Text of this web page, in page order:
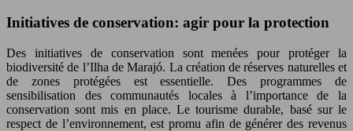
Initiatives de conservation: agir pour la protection
Des initiatives de conservation sont menées pour protéger la
biodiversité de l’Ilha de Marajó. La création de réserves naturelles et
de zones protégées est essentielle. Des programmes de
sensibilisation des communautés locales à l’importance de la
conservation sont mis en place. Le tourisme durable, basé sur le
respect de l’environnement, est promu afin de générer des revenus